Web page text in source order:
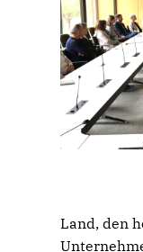
Land, den